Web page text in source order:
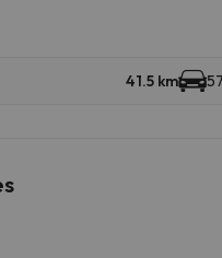
41.5 km